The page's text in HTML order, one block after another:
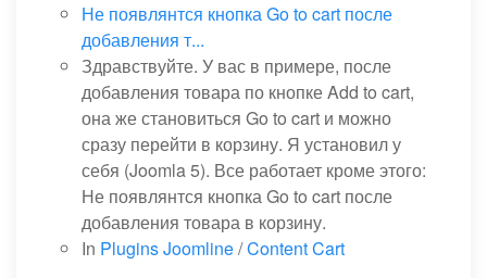
Не появлянтся кнопка Go to cart после
добавления т...
Здравствуйте. У вас в примере, после
добавления товара по кнопке Add to cart,
она же становиться Go to cart и можно
сразу перейти в корзину. Я установил у
себя (Joomla 5). Все работает кроме этого:
Не появлянтся кнопка Go to cart после
добавления товара в корзину.
In Plugins Joomline/Content Cart